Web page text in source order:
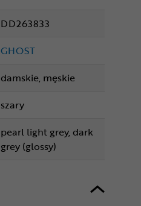
DD263833
GHOST
damskie, męskie
szary
pearl light grey, dark
grey (glossy)